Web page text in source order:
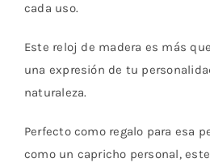
cada uso.
Este reloj de madera es más
una expresión de tu
naturaleza.
Perfecto como regalo para esa
como un capricho personal,